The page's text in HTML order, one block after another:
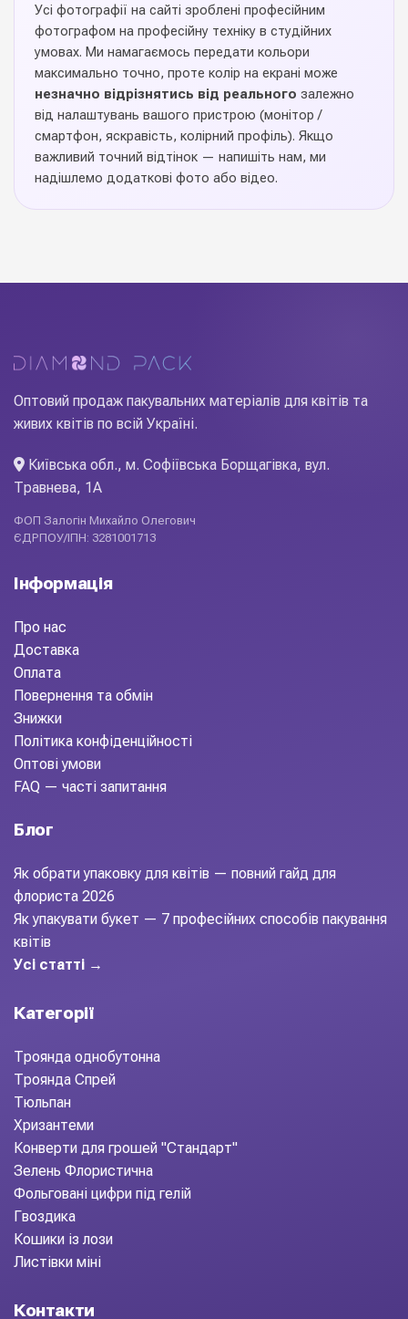
регулярне надходження, строга контрольна приймання та
найкращі ціни в Україні.
Усі фотографії на сайті зроблені професійним
фотографом на професійну техніку в студійних
умовах. Ми намагаємось передати кольори
максимально точно, проте колір на екрані може
незначно відрізнятись від реального залежно
від налаштувань вашого пристрою (монітор /
смартфон, яскравість, колірний профіль). Якщо
важливий точний відтінок — напишіть нам, ми
надішлемо додаткові фото або відео.
Оптовий продаж пакувальних матеріалів для квітів та
живих квітів по всій Україні.
Київська обл., м. Софіївська Борщагівка, вул.
Травнева, 1А
ФОП Залогін Михайло Олегович
ЄДРПОУ/ІПН: 3281001713
Інформація
Про нас
Доставка
Оплата
Повернення та обмін
Знижки
Політика конфіденційності
Оптові умови
FAQ — часті запитання
Блог
Як обрати упаковку для квітів — повний гайд для
флориста 2026
Як упакувати букет — 7 професійних способів пакування
квітів
Усі статті →
Категорії
Троянда однобутонна
Троянда Спрей
Тюльпан
Хризантеми
Конверти для грошей "Стандарт"
Зелень Флористична
Фольговані цифри під гелій
Гвоздика
Кошики із лози
Листівки міні
Контакти